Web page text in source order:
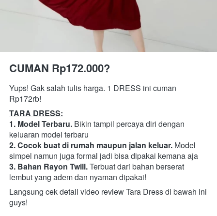
CUMAN Rp172.000?
Yups! Gak salah tulis harga. 1 DRESS ini cuman
Rp172rb!
TARA DRESS:
1. Model Terbaru. Bikin tampil percaya diri dengan
keluaran model terbaru
2. Cocok buat di rumah maupun jalan keluar. Model
simpel namun juga formal jadi bisa dipakai kemana aja
3. Bahan Rayon Twill. Terbuat dari bahan berserat
lembut yang adem dan nyaman dipakai!
Langsung cek detail video review Tara Dress di bawah ini
guys!